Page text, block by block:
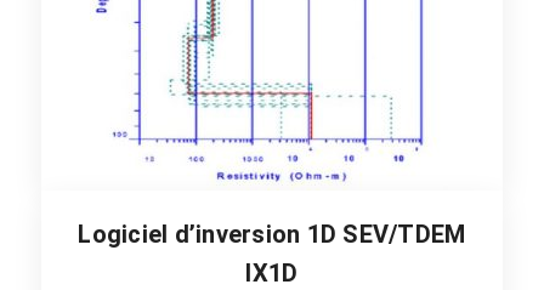
Logiciel d’inversion 1D SEV/TDEM
IX1D